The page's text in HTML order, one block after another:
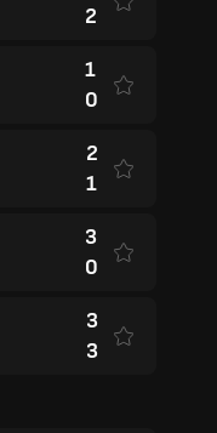
2
1
0
2
1
3
0
3
3